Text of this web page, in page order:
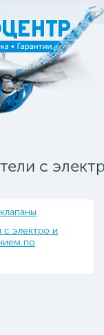
с
с электро и
по